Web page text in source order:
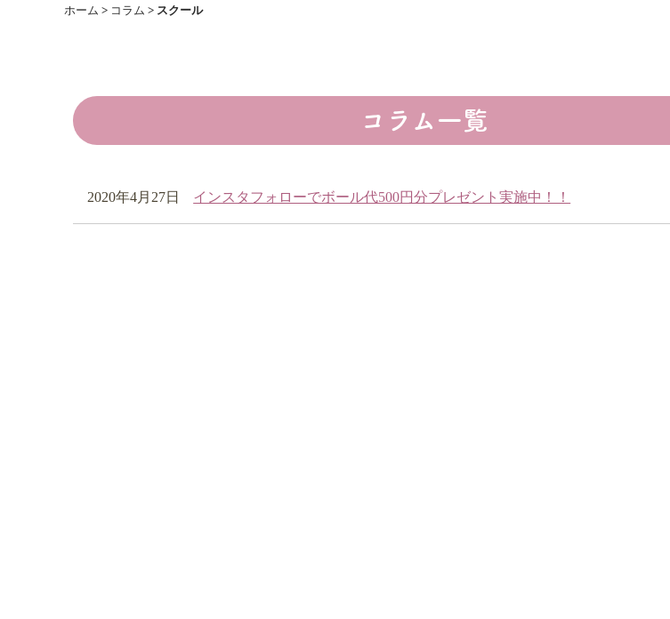
ホーム > コラム > スクール
コラム一覧
2020年4月27日 インスタフォローでボール代500円分プレゼント実施中！！